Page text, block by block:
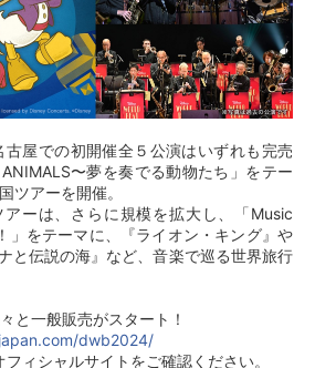
屋での初開催全５公演はいずれも完売
〜夢を奏でる動物たち」をテー
ツアーを開催。
アーは、さらに規模を拡大し、「Music
」をテーマに、『ライオン・キング』や
と伝説の海』など、音楽で巡る世界旅行
と一般販売がスタート！
dwb2024/
ィシャルサイトをご確認ください。